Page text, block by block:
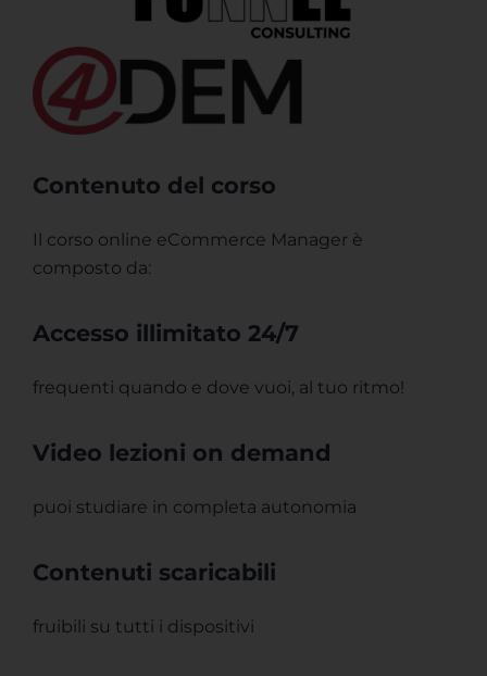
Contenuto del corso
Il corso online eCommerce Manager è
composto da:
Accesso illimitato 24/7
frequenti quando e dove vuoi, al tuo ritmo!
Video lezioni on demand
puoi studiare in completa autonomia
Contenuti scaricabili
fruibili su tutti i dispositivi